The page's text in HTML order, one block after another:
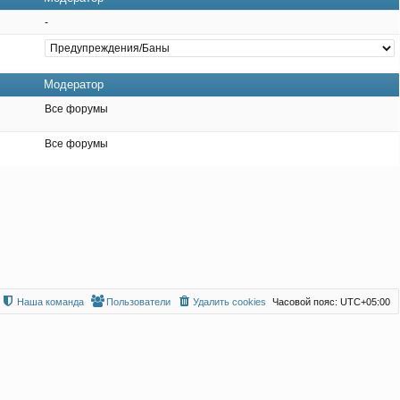
-
Модератор
Все форумы
Все форумы
Часовой пояс: UTC+05:00
Удалить cookies
Пользователи
Наша команда